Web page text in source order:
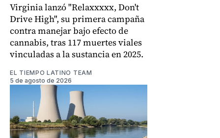
Virginia lanzó "Relaxxxxx, Don't
Drive High", su primera campaña
contra manejar bajo efecto de
cannabis, tras 117 muertes viales
vinculadas a la sustancia en 2025.
EL TIEMPO LATINO TEAM
5 de agosto de 2026